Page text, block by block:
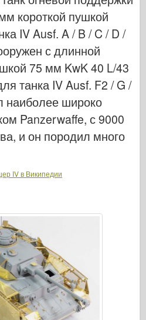
короткой пушкой
IV Ausf. A / B / C / D /
с длинной
75 мм KwK 40 L/43
танка IV Ausf. F2 / G /
наиболее широко
Panzerwaffe, с 9000
и он породил много
IV в Википедии